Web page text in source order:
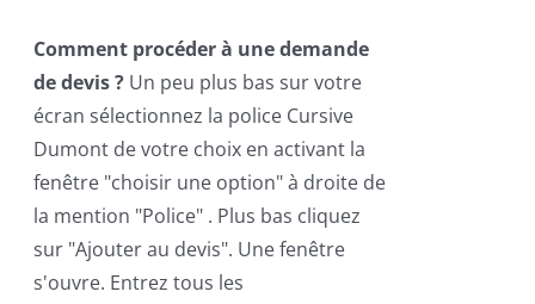
Comment procéder à une demande
de devis ? Un peu plus bas sur votre
écran sélectionnez la police Cursive
Dumont de votre choix en activant la
fenêtre "choisir une option" à droite de
la mention "Police" . Plus bas cliquez
sur "Ajouter au devis". Une fenêtre
s'ouvre. Entrez tous les